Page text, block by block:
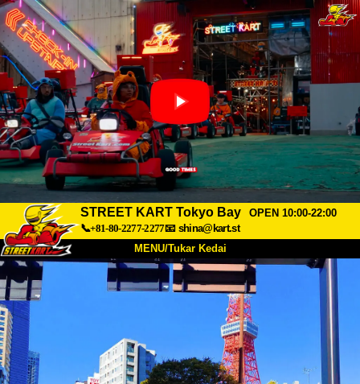
STREET KART Tokyo Bay
OPEN 10:00-22:00
📞+81-80-2277-2277📧 shina@kart.st
MENU/Tukar Kedai
UTAMA
Soalan Lazim
Tempahan